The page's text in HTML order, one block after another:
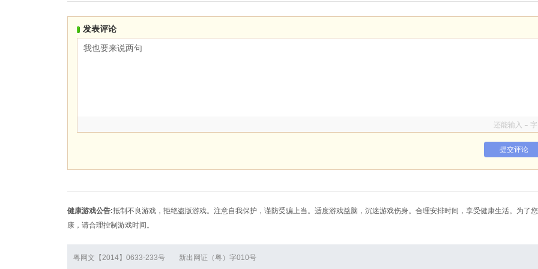
发表评论
还能输入 - 字
提交评论
健康游戏公告:抵制不良游戏，拒绝盗版游戏。注意自我保护，谨防受骗上当。适度游戏益脑，沉迷游戏伤身。合理安排时间，享受健康生活。为了
康，请合理控制游戏时间。
粤网文【2014】0633-233号 新出网证（粤）字010号